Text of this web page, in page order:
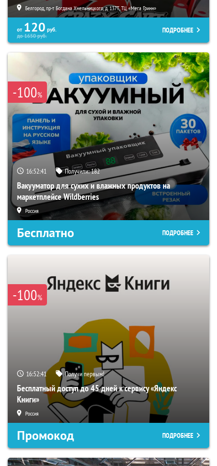
Белгород, пр-т Богдана Хмельницкого, д. 137Т, ТЦ «Мега Гринн»
от 120 руб.
до1650руб.
ПОДРОБНЕЕ
-100%
16:52:40 Получили:182
Вакууматор для сухих и влажных продуктов на
маркетплейсе Wildberries
Россия
Бесплатно ПОДРОБНЕЕ
-100%
16:52:40 Получи первым!
Бесплатный доступ до 45 дней к сервису «Яндекс
Книги»
Россия
Промокод ПОДРОБНЕЕ